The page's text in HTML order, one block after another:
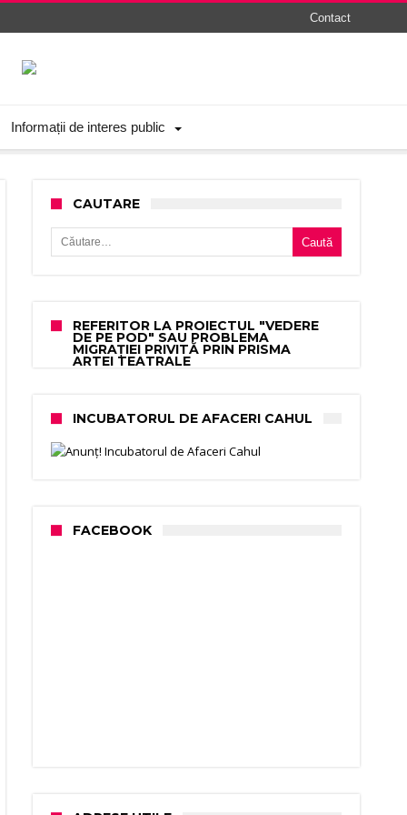
Contact
Informații de interes public
CAUTARE
Caută după:
REFERITOR LA PROIECTUL "VEDERE
DE PE POD" SAU PROBLEMA
MIGRAȚIEI PRIVITĂ PRIN PRISMA
ARTEI TEATRALE
INCUBATORUL DE AFACERI CAHUL
FACEBOOK